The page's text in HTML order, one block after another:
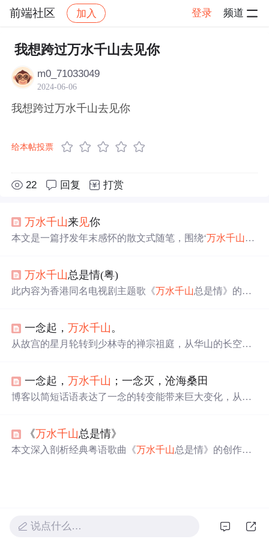
前端社区 加入 登录 频道
社区 前端社区 感慨 帖子详情
我想跨过万水千山去见你
m0_71033049
2024-06-06
我想跨过万水千山去见你
给本帖投票
22 回复 打赏
万水千山来见你
本文是一篇抒发年末感怀的散文式随笔，围绕‘万水千山来
离、新领域接触及价值观转变，强调现实温情（如‘抓住个
女孩的手’）对空泛理想的消解，体现情感认知与心理调适
万水千山总是情(粤)
此内容为香港同名电视剧主题歌《万水千山总是情》的相
一念起，万水千山。
从故宫的星月轮转到少林寺的禅宗祖庭，从华山的长空栈
江的山水画卷，抑或是体验稻城亚丁的四季美景，每个地
方都有其独特的风情与故事。这不仅是一场视觉盛宴，更
一念起，万水千山 ；一念灭，沧海桑田
博客以简短话语表达了一念的转变能带来巨大变化，从 万
《万水千山总是情》
本文深入剖析经典粤语歌曲《万水千山总是情》的创作背
说点什么…